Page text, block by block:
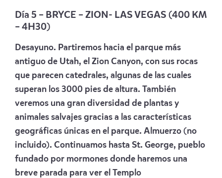
Día 5 – BRYCE – ZION- LAS VEGAS (400 KM
– 4H30)
Desayuno. Partiremos hacia el parque más
antiguo de Utah, el Zion Canyon, con sus rocas
que parecen catedrales, algunas de las cuales
superan los 3000 pies de altura. También
veremos una gran diversidad de plantas y
animales salvajes gracias a las características
geográficas únicas en el parque. Almuerzo (no
incluido). Continuamos hasta St. George, pueblo
fundado por mormones donde haremos una
breve parada para ver el Templo